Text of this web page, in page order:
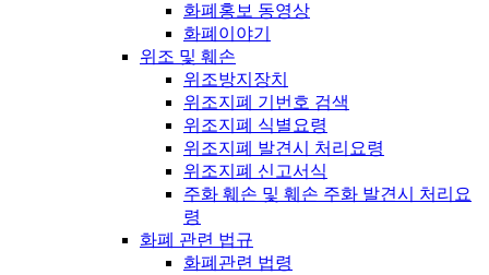
화폐홍보 동영상
화폐이야기
위조 및 훼손
위조방지장치
위조지폐 기번호 검색
위조지폐 식별요령
위조지폐 발견시 처리요령
위조지폐 신고서식
주화 훼손 및 훼손 주화 발견시 처리요
령
화폐 관련 법규
화폐관련 법령